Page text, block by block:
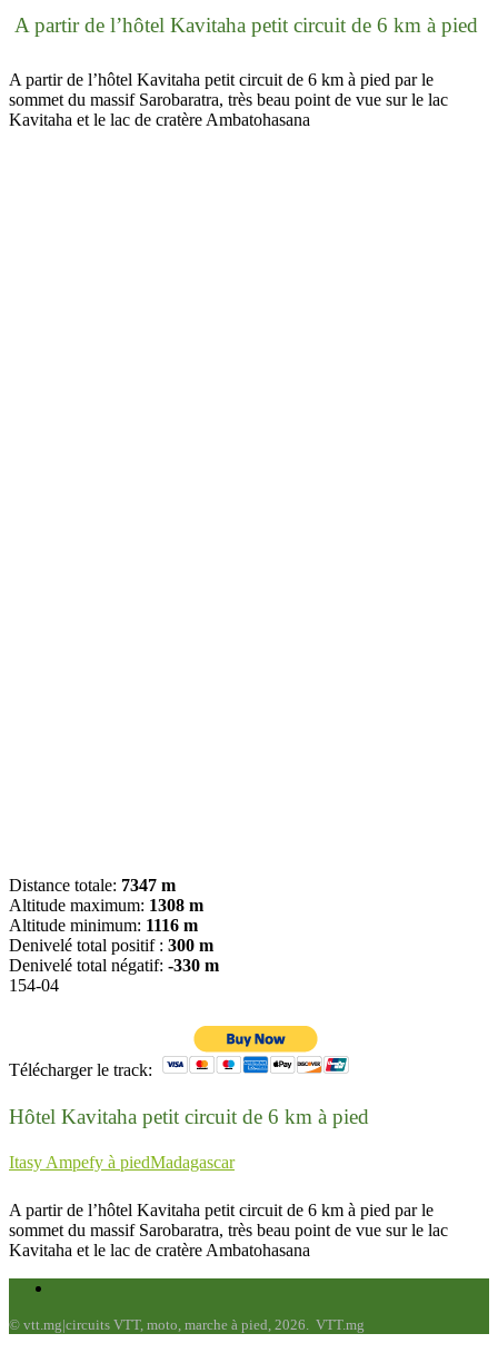
A partir de l’hôtel Kavitaha petit circuit de 6 km à pied
A partir de l’hôtel Kavitaha petit circuit de 6 km à pied par le
sommet du massif Sarobaratra, très beau point de vue sur le lac
Kavitaha et le lac de cratère Ambatohasana
Distance totale: 7347 m
Altitude maximum: 1308 m
Altitude minimum: 1116 m
Denivelé total positif : 300 m
Denivelé total négatif: -330 m
154-04
Télécharger le track:
Hôtel Kavitaha petit circuit de 6 km à pied
Itasy Ampefy à piedMadagascar
A partir de l’hôtel Kavitaha petit circuit de 6 km à pied par le
sommet du massif Sarobaratra, très beau point de vue sur le lac
Kavitaha et le lac de cratère Ambatohasana
© vtt.mg|circuits VTT, moto, marche à pied, 2026. VTT.mg